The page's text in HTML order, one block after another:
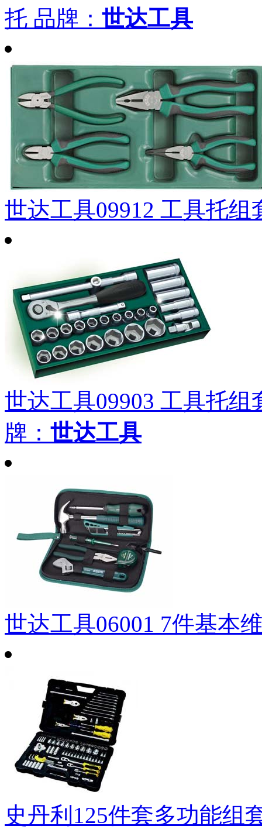
托 品牌： 世达工具
世达工具09912 工具托组
世达工具09903 工具托
牌： 世达工具
世达工具06001 7件基本
史丹利125件套多功能组